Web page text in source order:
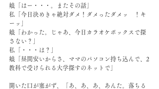
娘「はー・・・。またその話」
私「今日決めきゃ絶対ダメ！ダメったダメッ　！キ
ーッ」
娘「わかった。じゃあ、今日カラオケボックスで探
さない？」
私「・・・は？」
娘「昼間安いからさ、ママのパソコン持ち込んで、2
教科で受けられる大学探すのネットで」
開いた口が塞がず、「あ、あ、あ、あんた。落ちる